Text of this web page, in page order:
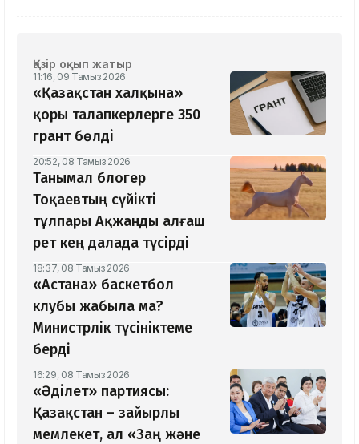
Қазір оқып жатыр
11:16, 09 Тамыз 2026
«Қазақстан халқына»
қоры талапкерлерге 350
грант бөлді
20:52, 08 Тамыз 2026
Танымал блогер
Тоқаевтың сүйікті
тұлпары Ақжанды алғаш
рет кең далада түсірді
18:37, 08 Тамыз 2026
«Астана» баскетбол
клубы жабыла ма?
Министрлік түсініктеме
берді
16:29, 08 Тамыз 2026
«Әділет» партиясы:
Қазақстан – зайырлы
мемлекет, ал «Заң және